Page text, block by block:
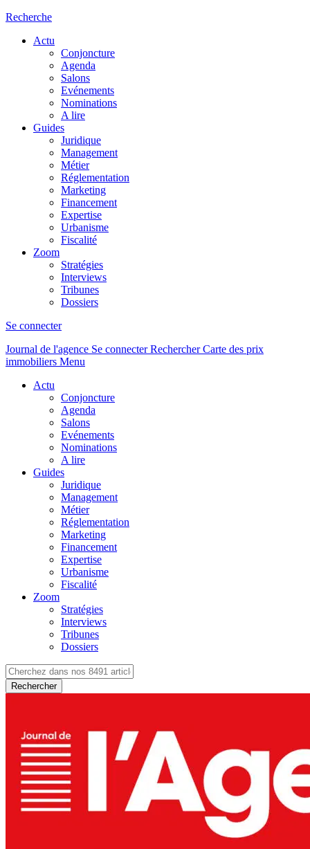
Recherche
Actu
Conjoncture
Agenda
Salons
Evénements
Nominations
A lire
Guides
Juridique
Management
Métier
Réglementation
Marketing
Financement
Expertise
Urbanisme
Fiscalité
Zoom
Stratégies
Interviews
Tribunes
Dossiers
Se connecter
Journal de l'agence Se connecterRechercher Carte des prix
immobiliers Menu
Actu
Conjoncture
Agenda
Salons
Evénements
Nominations
A lire
Guides
Juridique
Management
Métier
Réglementation
Marketing
Financement
Expertise
Urbanisme
Fiscalité
Zoom
Stratégies
Interviews
Tribunes
Dossiers
Rechercher